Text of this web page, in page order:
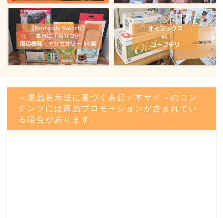
＜景品表示法に基づく表記＞本サイトのコン
テンツには商品プロモーションが含まれてい
る場合があります。